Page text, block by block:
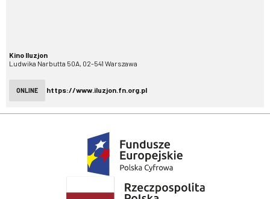
Kino Iluzjon
Ludwika Narbutta 50A, 02-541 Warszawa
ONLINE https://www.iluzjon.fn.org.pl